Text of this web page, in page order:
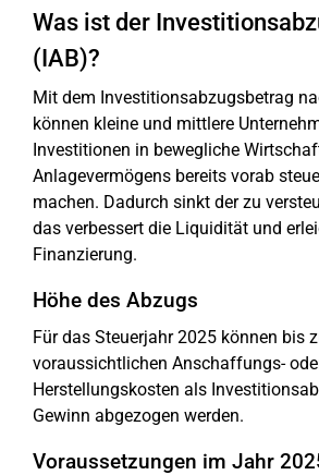
Was ist der
(IAB)?
Mit dem Investitionsabzugsbetrag
können kleine und mittlere
Investitionen in bewegliche
Anlagevermögens bereits vorab
machen. Dadurch sinkt der zu
das verbessert die Liquidität und
Finanzierung.
Höhe des Abzugs
Für das Steuerjahr 2025 können bis
voraussichtlichen Anschaffungs-
Herstellungskosten als
Gewinn abgezogen werden.
Voraussetzungen im Jahr